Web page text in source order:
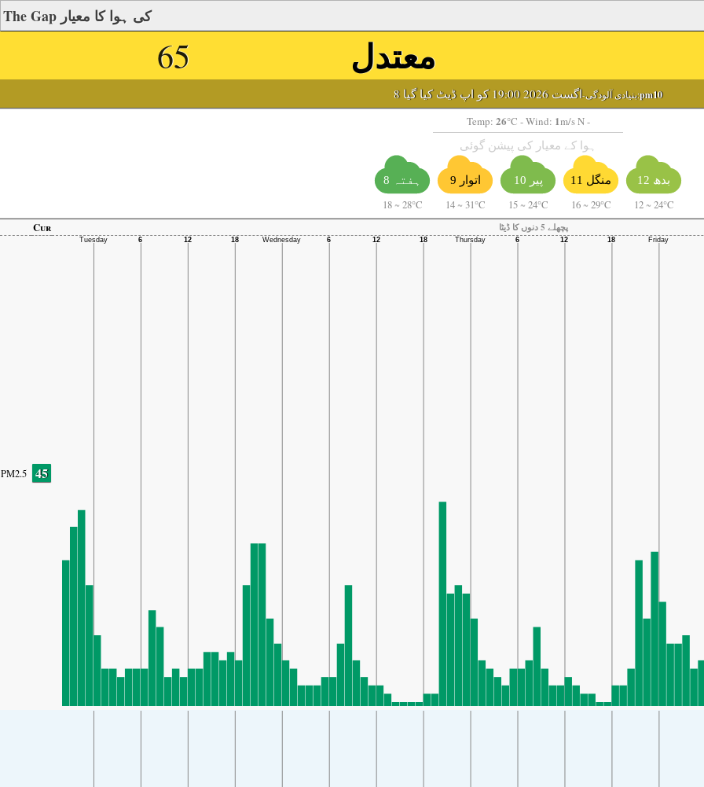
The Gap کی ہوا کا معیار
65 معتدل
8 اگست 2026 19:00 کو اپ ڈیٹ کیا گیا -بنیادی آلودگی:pm10
Temp: 26°C - Wind: 1m/s N -
ہوا کے معیار کی پیشن گوئی
ہفتہ 8
18 ~ 28°C
اتوار 9
14 ~ 31°C
پیر 10
15 ~ 24°C
منگل 11
16 ~ 29°C
بدھ 12
12 ~ 24°C
Cur
پچھلے 5 دنوں کا ڈیٹا
PM2.5 45